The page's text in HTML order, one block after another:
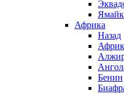
Африка
Назад
Бенин